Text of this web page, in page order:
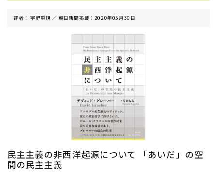
評者： 宇野重規 ／ 朝⽇新聞掲載：2020年05月30日
民主主義の非西洋起源について 「あいだ」の空
間の民主主義